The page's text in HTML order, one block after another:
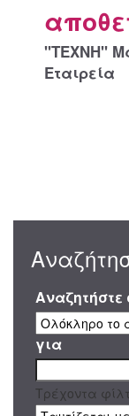
"ΤΕΧΝΗ"
Εταιρεία
Αναζητήστε
για
Τρέχοντα